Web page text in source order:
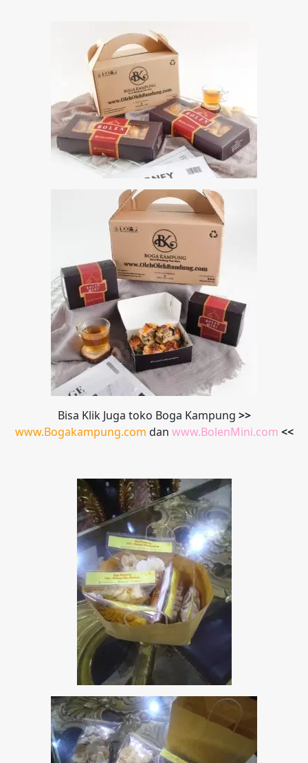
Bisa Klik Juga toko Boga Kampung >>
www.Bogakampung.com dan www.BolenMini.com <<